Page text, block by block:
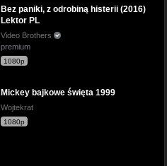
Bez paniki, z odrobiną histerii (2016)
Lektor PL
Video Brothers
premium
1080p
Mickey bajkowe święta 1999
Wojtekrat
1080p